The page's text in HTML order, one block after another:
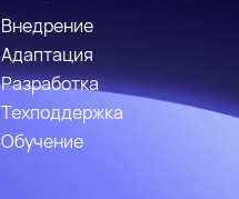
Внедрение
Адаптация
Разработка
Техподдержка
Обучение